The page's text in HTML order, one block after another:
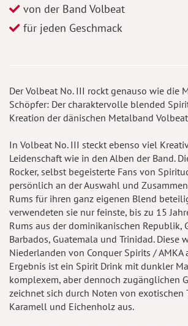
von der Band Volbeat
für jeden Geschmack
Der Volbeat No. III rockt genauso wie die
Schöpfer: Der charaktervolle blended
Kreation der dänischen Metalband
In Volbeat No. III steckt ebenso viel
Leidenschaft wie in den Alben der Band.
Rocker, selbst begeisterte Fans von
persönlich an der Auswahl und
Rums für ihren ganz eigenen Blend
verwendeten sie nur feinste, bis zu 15
Rums aus der dominikanischen Republik,
Barbados, Guatemala und Trinidad. Diese
Niederlanden von Conquer Spirits / AMKA
Ergebnis ist ein Spirit Drink mit dunkler
komplexem, aber dennoch zugänglichen
zeichnet sich durch Noten von exotischen
Karamell und Eichenholz aus.